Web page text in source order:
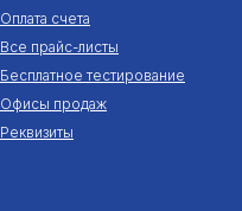
Оплата счета
Все прайс-листы
Бесплатное тестирование
Офисы продаж
Реквизиты